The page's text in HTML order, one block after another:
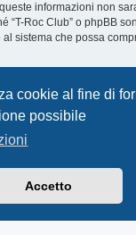
cookie al fine di
possibile
Accetto
informazioni non
“T-Roc Club” o phpBB
sistema che possa
Traduzione Italiana